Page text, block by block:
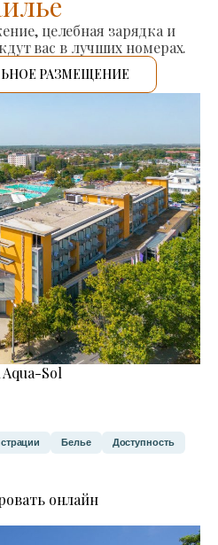
целебная зарядка и
вас в лучших номерах.
РАЗМЕЩЕНИЕ
Sol
Белье Доступность
онлайн